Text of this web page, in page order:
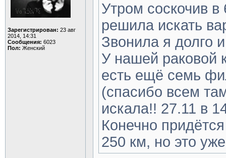
Зарегистрирован: 23 авг
2014, 14:31
Сообщения: 6023
Пол: Женский
Утром соскочив
решила искать
Звонила я долго
У нашей раковой
есть ещё семь
(спасибо всем
искала!! 27.11 в
Конечно
250 км, но это